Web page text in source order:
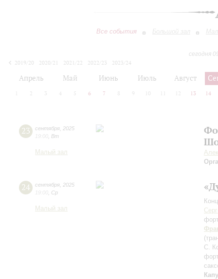
Все события Большой зал
сегодня
2019/20
2020/21 2021/22 2022/23
2023/24
Апрель Май Июнь Июль Август
2 3 4 5 6 7 8 9 10 12 13 14
23 сентября 2025
19:00 Вт
Малый зал
24 сентября 2025
19:00 Ср
Малый зал
С.